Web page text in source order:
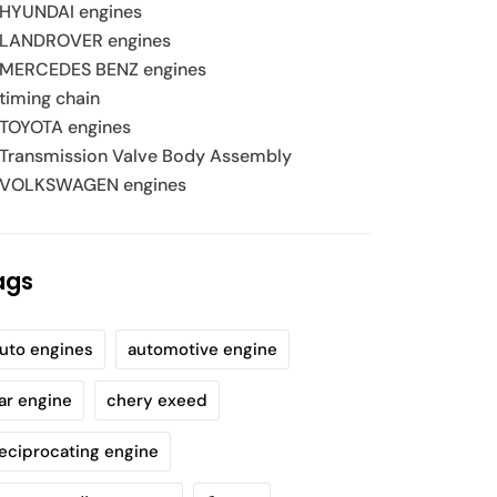
HYUNDAI engines
LANDROVER engines
MERCEDES BENZ engines
timing chain
TOYOTA engines
Transmission Valve Body Assembly
VOLKSWAGEN engines
engines automotive engine
engine chery exeed
engine